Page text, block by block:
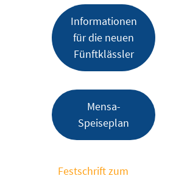
Informationen
für die neuen
Fünftklässler
Mensa-
Speiseplan
Festschrift zum